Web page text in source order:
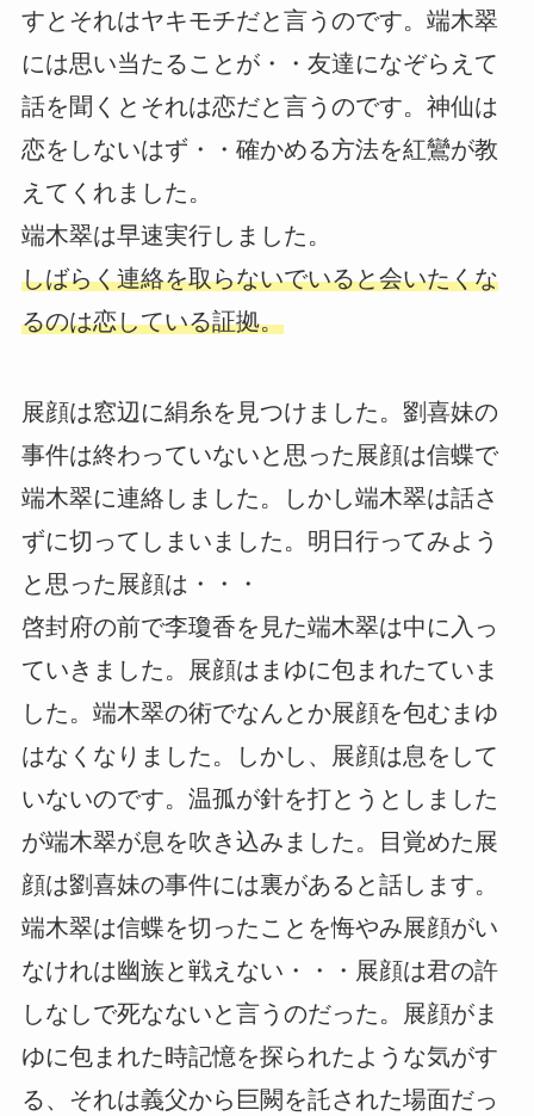
すとそれはヤキモチだと言うのです。端木翠
には思い当たることが・・友達になぞらえて
話を聞くとそれは恋だと言うのです。神仙は
恋をしないはず・・確かめる方法を紅鸞が教
えてくれました。
端木翠は早速実行しました。
しばらく連絡を取らないでいると会いたくな
るのは恋している証拠。
展顔は窓辺に絹糸を見つけました。劉喜妹の
事件は終わっていないと思った展顔は信蝶で
端木翠に連絡しました。しかし端木翠は話さ
ずに切ってしまいました。明日行ってみよう
と思った展顔は・・・
啓封府の前で李瓊香を見た端木翠は中に入っ
ていきました。展顔はまゆに包まれたていま
した。端木翠の術でなんとか展顔を包むまゆ
はなくなりました。しかし、展顔は息をして
いないのです。温孤が針を打とうとしました
が端木翠が息を吹き込みました。目覚めた展
顔は劉喜妹の事件には裏があると話します。
端木翠は信蝶を切ったことを悔やみ展顔がい
なけれは幽族と戦えない・・・展顔は君の許
しなしで死なないと言うのだった。展顔がま
ゆに包まれた時記憶を探られたような気がす
る、それは義父から巨闕を託された場面だっ